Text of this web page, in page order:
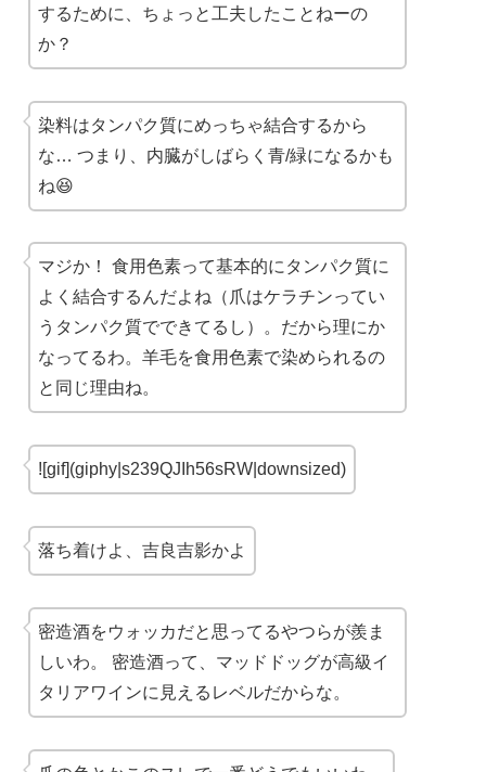
するために、ちょっと工夫したことねーの
か？
染料はタンパク質にめっちゃ結合するから
な… つまり、内臓がしばらく青/緑になるかも
ね😆
マジか！ 食用色素って基本的にタンパク質に
よく結合するんだよね（爪はケラチンってい
うタンパク質でできてるし）。だから理にか
なってるわ。羊毛を食用色素で染められるの
と同じ理由ね。
![gif](giphy|s239QJIh56sRW|downsized)
落ち着けよ、吉良吉影かよ
密造酒をウォッカだと思ってるやつらが羨ま
しいわ。 密造酒って、マッドドッグが高級イ
タリアワインに見えるレベルだからな。